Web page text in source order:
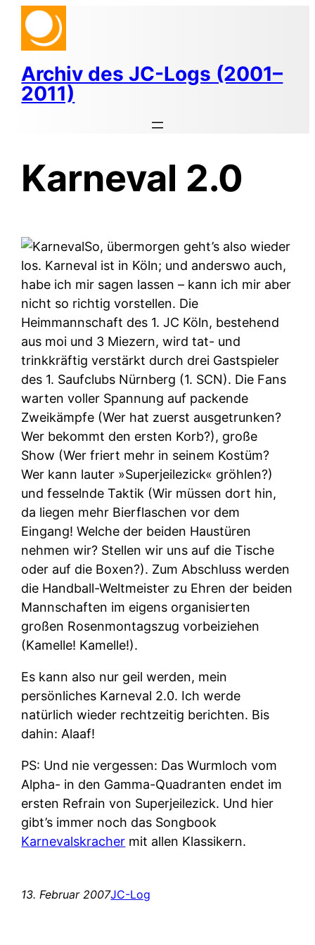
Zum
Inhalt
springen
Archiv des JC-Logs (2001–
2011)
Karneval 2.0
So, übermorgen geht’s also wieder
los. Karneval ist in Köln; und anderswo auch,
habe ich mir sagen lassen – kann ich mir aber
nicht so richtig vorstellen. Die
Heimmannschaft des 1. JC Köln, bestehend
aus moi und 3 Miezern, wird tat- und
trinkkräftig verstärkt durch drei Gastspieler
des 1. Saufclubs Nürnberg (1. SCN). Die Fans
warten voller Spannung auf packende
Zweikämpfe (Wer hat zuerst ausgetrunken?
Wer bekommt den ersten Korb?), große
Show (Wer friert mehr in seinem Kostüm?
Wer kann lauter »Superjeilezick« gröhlen?)
und fesselnde Taktik (Wir müssen dort hin,
da liegen mehr Bierflaschen vor dem
Eingang! Welche der beiden Haustüren
nehmen wir? Stellen wir uns auf die Tische
oder auf die Boxen?). Zum Abschluss werden
die Handball-Weltmeister zu Ehren der beiden
Mannschaften im eigens organisierten
großen Rosenmontagszug vorbeiziehen
(Kamelle! Kamelle!).
Es kann also nur geil werden, mein
persönliches Karneval 2.0. Ich werde
natürlich wieder rechtzeitig berichten. Bis
dahin: Alaaf!
PS: Und nie vergessen: Das Wurmloch vom
Alpha- in den Gamma-Quadranten endet im
ersten Refrain von Superjeilezick. Und hier
gibt’s immer noch das Songbook
Karnevalskracher mit allen Klassikern.
13. Februar 2007JC-Log